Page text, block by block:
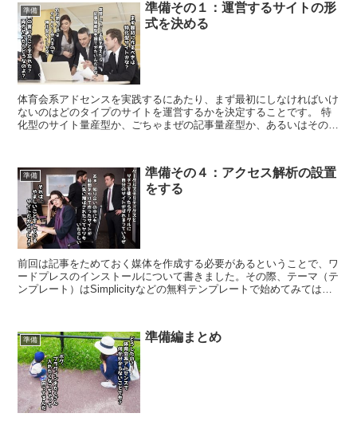
準備
準備その１：運営するサイトの形
式を決める
体育会系アドセンスを実践するにあたり、まず最初にしなければいけ
ないのはどのタイプのサイトを運営するかを決定することです。 特
化型のサイト量産型か、ごちゃまぜの記事量産型か、あるいはその中
準備
準備その４：アクセス解析の設置
をする
前回は記事をためておく媒体を作成する必要があるということで、ワ
ードプレスのインストールについて書きました。その際、テーマ（テ
ンプレート）はSimplicityなどの無料テンプレートで始めてみてはい
準備 準備編まとめ